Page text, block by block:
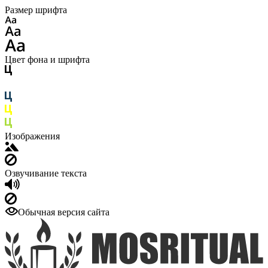
Размер шрифта
Цвет фона и шрифта
Изображения
Озвучивание текста
Обычная версия сайта